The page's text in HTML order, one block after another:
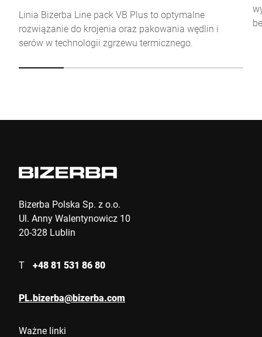
Anti-Robot Verification
Click to start verification
Linia Bizerba Line pack VB Plus to optymalne
rozwiązanie do krojenia oraz pakowania wędlin i
serów w technologii zgrzewu termicznego.
Bizerba Polska Sp. z o.o.
Ul. Anny Walentynowicz 10
20-328 Lublin
T +48 81 531 86 80
PL.bizerba@bizerba.com
Ważne linki